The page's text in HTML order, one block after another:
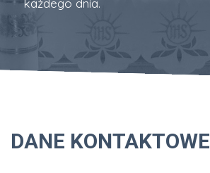
DANE KONTAKTOWE